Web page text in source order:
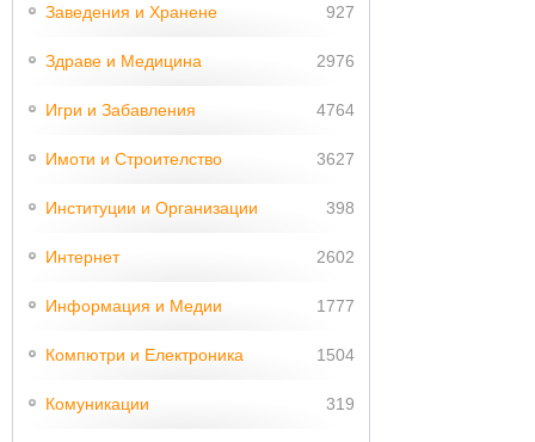
Заведения и Хранене 927
Здраве и Медицина 2976
Игри и Забавления 4764
Имоти и Строителство 3627
Институции и Организации 398
Интернет 2602
Информация и Медии 1777
Компютри и Електроника 1504
Комуникации 319